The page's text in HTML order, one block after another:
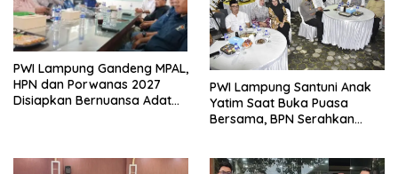
PWI Lampung Gandeng MPAL,
HPN dan Porwanas 2027
Disiapkan Bernuansa Adat
PWI Lampung Santuni Anak
Yatim Saat Buka Puasa
Bersama, BPN Serahkan